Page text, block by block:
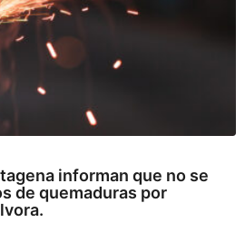
informan que no se
de quemaduras por